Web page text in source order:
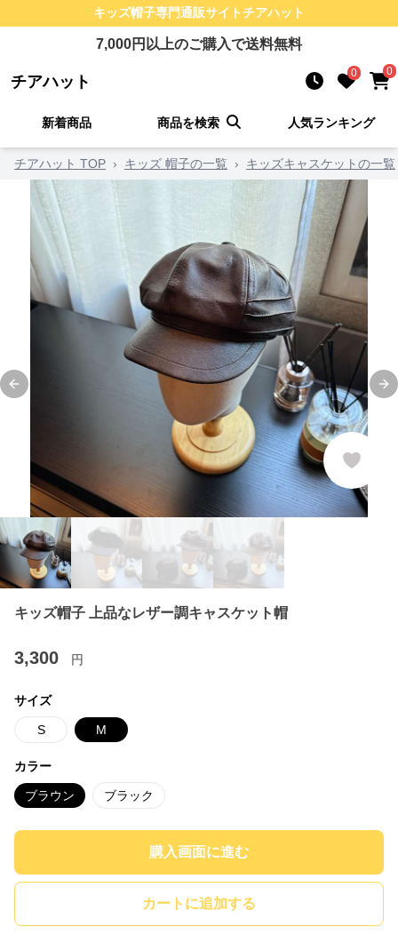
キッズ帽子専門通販サイトチアハット
7,000円以上のご購入で送料無料
チアハット 0 0
新着商品 商品を検索 人気ランキング
チアハット TOP › キッズ 帽子の一覧 › キッズキャスケットの一覧
Previous slide
キッズ帽子 上品なレザー調キャスケット帽
3,300 円
サイズ
S M
カラー
ブラウン ブラック
購入画面に進む
カートに追加する